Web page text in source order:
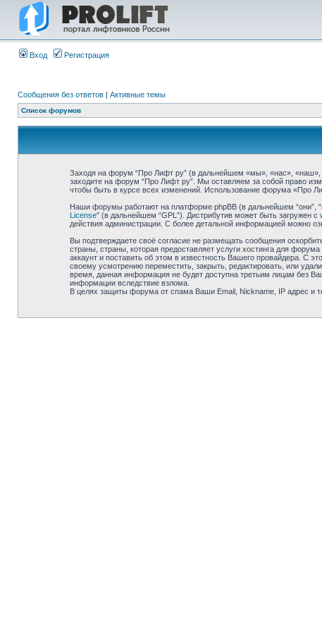
Вход Регистрация
Сообщения без ответов | Активные темы
Список форумов
Заходя на форум “Про Лифт ру” (в дальнейшем «мы», «нас», «наш»,
заходите на форум “Про Лифт ру”. Мы оставляем за собой право
чтобы быть в курсе всех изменений. Использование форума «Про
Наши форумы работают на платформе phpBB (в дальнейшем “они”,
License” (в дальнейшем “GPL”). Дистрибутив может быть загружен с
действия администрации. С более детальной информацией можно
Вы подтверждаете своё согласие не размещать сообщения
страны, страны, которая предоставляет услуги хостинга для
аккаунт и поставить об этом в известность Вашего провайдера. С
своему усмотрению переместить, закрыть, редактировать, или
время, данная информация не будет доступна третьим лицам без
информации вследствие взлома.
В целях защиты форума от спама Ваши Email, Nickname, IP адрес и